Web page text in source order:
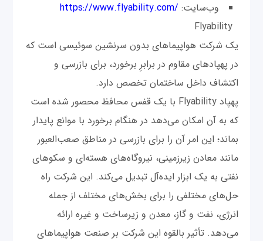
وب‌سایت: https://www.flyability.com/
Flyability
یک شرکت هواپیماهای بدون سرنشین سوئیسی است که
در پهپادهای مقاوم در برابرِ برخورد، برای بازرسی و
اکتشاف داخل ساختمان تخصص دارد.
پهپاد Flyability با یک قفس محافظ محصور شده است
که به آن امکان می‌دهد در هنگام برخورد با موانع پایدار
بماند؛ این امر آن را برای بازرسی در مناطق صعب‌العبور
مانند معادن زیرزمینی، نیروگاه‌های هسته‌ای و سکوهای
نفتی به یک ابزار ایده‌آل تبدیل می‌کند. این شرکت راه
حل‌های مختلفی را برای بخش‌های مختلف از جمله
انرژی، نفت و گاز، معدن و زیرساخت و غیره ارائه
می‌دهد. تأثیر بالقوه این شرکت بر صنعت هواپیماهای